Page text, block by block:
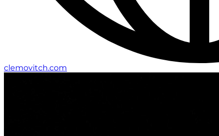
clemovitch.com